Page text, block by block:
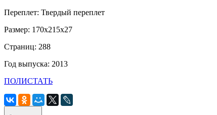
Переплет: Твердый переплет
Размер: 170х215х27
Страниц: 288
Год выпуска: 2013
ПОЛИСТАТЬ